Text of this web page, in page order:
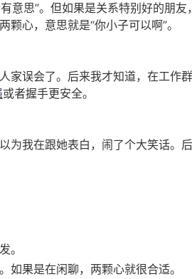
意思”。但如果是关系特别好的朋友
心，意思就是“你小子可以啊”。
家误会了。后来我才知道，在工作
或者握手更安全。
为我在跟她表白，闹了个大笑话。
。
如果是在闲聊，两颗心就很合适。